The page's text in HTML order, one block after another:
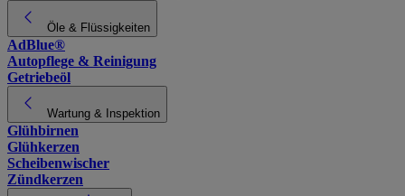
Öle & Flüssigkeiten
AdBlue®
Autopflege & Reinigung
Getriebeöl
Wartung & Inspektion
Glühbirnen
Glühkerzen
Scheibenwischer
Zündkerzen